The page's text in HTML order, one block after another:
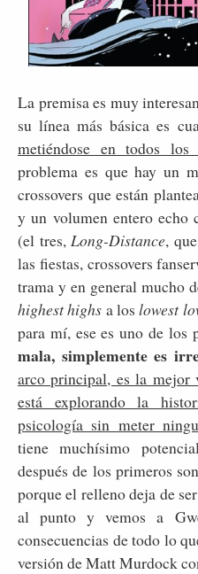
La premisa es muy
su línea más básica es
metiéndose en todos
problema es que hay un
crossovers que están
y un volumen entero echo
(el tres, Long-Distance,
las fiestas, crossovers
trama y en general mucho
highest highs a loslowest
para mí, ese es uno de
mala, simplemente es
arco principal, es la mejor
está explorando la
psicología sin meter
tiene muchísimo
después de los primeros
porque el relleno deja de
al punto y vemos a
consecuencias de todo lo
versión de Matt Murdock